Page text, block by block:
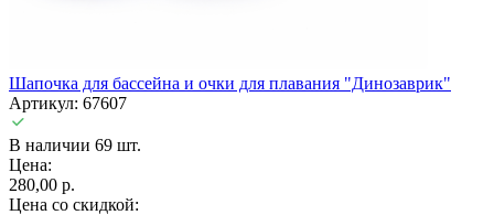
Шапочка для бассейна и очки для плавания "Динозаврик"
Артикул: 67607
В наличии 69 шт.
Цена:
280,00 р.
Цена со скидкой: